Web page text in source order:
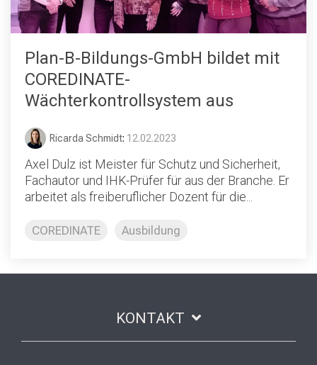
Plan-B-Bildungs-GmbH bildet mit
COREDINATE-
Wächterkontrollsystem aus
Ricarda Schmidt: 12.02.2023
Axel Dulz ist Meister für Schutz und Sicherheit,
Fachautor und IHK-Prüfer für aus der Branche. Er
arbeitet als freiberuflicher Dozent für die...
COREDINATE Ausbildung
KONTAKT